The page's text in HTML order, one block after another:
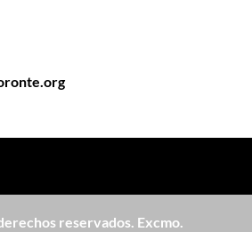
reservados. Excmo.